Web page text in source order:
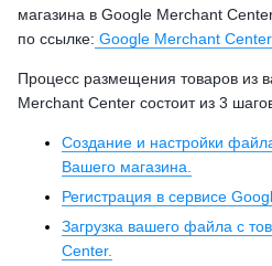
магазина в Google Merchant
по ссылке: Google Merchant Center.
Процесс размещения товаров из
Merchant Center состоит из 3
Создание и настройки
Вашего магазина.
Регистрация в сервисе
Загрузка вашего файла с
Center.